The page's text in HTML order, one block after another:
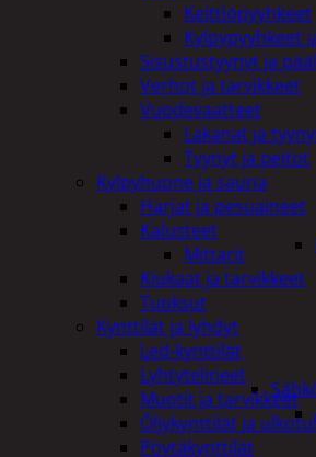
Keittiöpyyhkeet
Kylpypyyhkeet
Sisustustyynyt ja
Verhot ja tarvikkeet
Vuodevaatteet
Lakanat ja
Tyynyt ja peitot
Kylpyhuone ja sauna
Harjat ja pesuaineet
Kalusteet
Mittarit
Kiukaat ja tarvikkeet
Tuoksut
Kynttilät ja lyhdyt
Led-kynttilät
Lyhtytelineet
Muotit ja tarvikkeet
Öljykynttilät ja
Pöytäkynttilät